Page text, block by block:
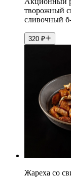
творожный
сливочный
320 ₽
Жареха со